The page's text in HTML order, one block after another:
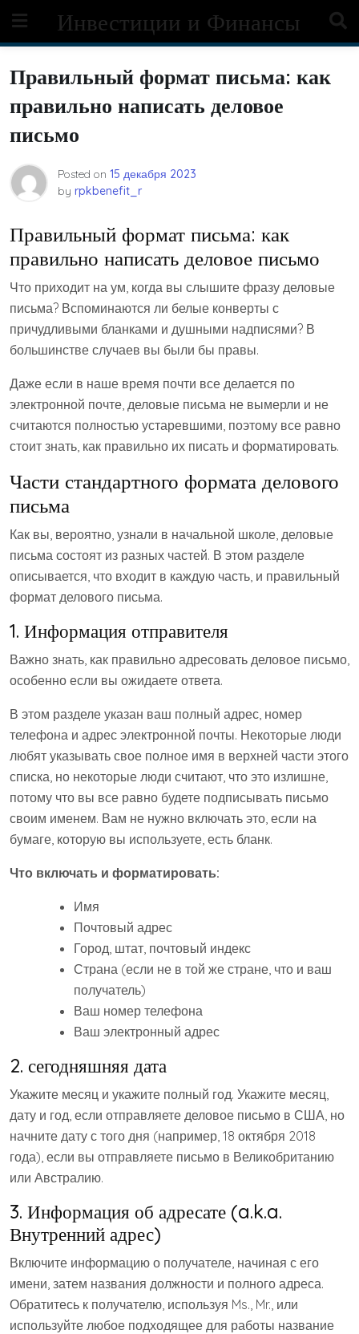
content
Инвестиции и Финансы
Правильный формат письма: как
правильно написать деловое
письмо
Posted on 15 декабря 2023
by rpkbenefit_r
Правильный формат письма: как
правильно написать деловое письмо
Что приходит на ум, когда вы слышите фразу деловые
письма? Вспоминаются ли белые конверты с
причудливыми бланками и душными надписями? В
большинстве случаев вы были бы правы.
Даже если в наше время почти все делается по
электронной почте, деловые письма не вымерли и не
считаются полностью устаревшими, поэтому все равно
стоит знать, как правильно их писать и форматировать.
Части стандартного формата делового
письма
Как вы, вероятно, узнали в начальной школе, деловые
письма состоят из разных частей. В этом разделе
описывается, что входит в каждую часть, и правильный
формат делового письма.
1. Информация отправителя
Важно знать, как правильно адресовать деловое письмо,
особенно если вы ожидаете ответа.
В этом разделе указан ваш полный адрес, номер
телефона и адрес электронной почты. Некоторые люди
любят указывать свое полное имя в верхней части этого
списка, но некоторые люди считают, что это излишне,
потому что вы все равно будете подписывать письмо
своим именем. Вам не нужно включать это, если на
бумаге, которую вы используете, есть бланк.
Что включать и форматировать:
Имя
Почтовый адрес
Город, штат, почтовый индекс
Страна (если не в той же стране, что и ваш
получатель)
Ваш номер телефона
Ваш электронный адрес
2. сегодняшняя дата
Укажите месяц и укажите полный год. Укажите месяц,
дату и год, если отправляете деловое письмо в США, но
начните дату с того дня (например, 18 октября 2018
года), если вы отправляете письмо в Великобританию
или Австралию.
3. Информация об адресате (a.k.a.
Внутренний адрес)
Включите информацию о получателе, начиная с его
имени, затем названия должности и полного адреса.
Обратитесь к получателю, используя Ms., Mr., или
используйте любое подходящее для работы название